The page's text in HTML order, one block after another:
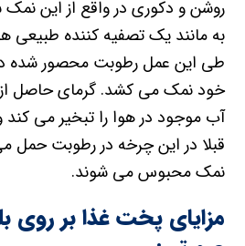
روشن و دکوری در واقع از این
به مانند یک تصفیه کننده طبیعی
طی این عمل رطوبت محصور شده
خود نمک می کشد. گرمای حاصل
آب موجود در هوا را تبخیر می
قبلا در این چرخه در رطوبت حمل
نمک محبوس می شوند.
مزایای پخت غذا بر روی